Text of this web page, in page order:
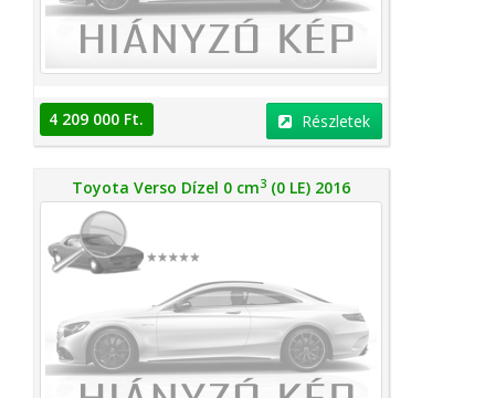
4 209 000 Ft. Részletek
Toyota Verso Dízel 0 cm3 (0 LE) 2016